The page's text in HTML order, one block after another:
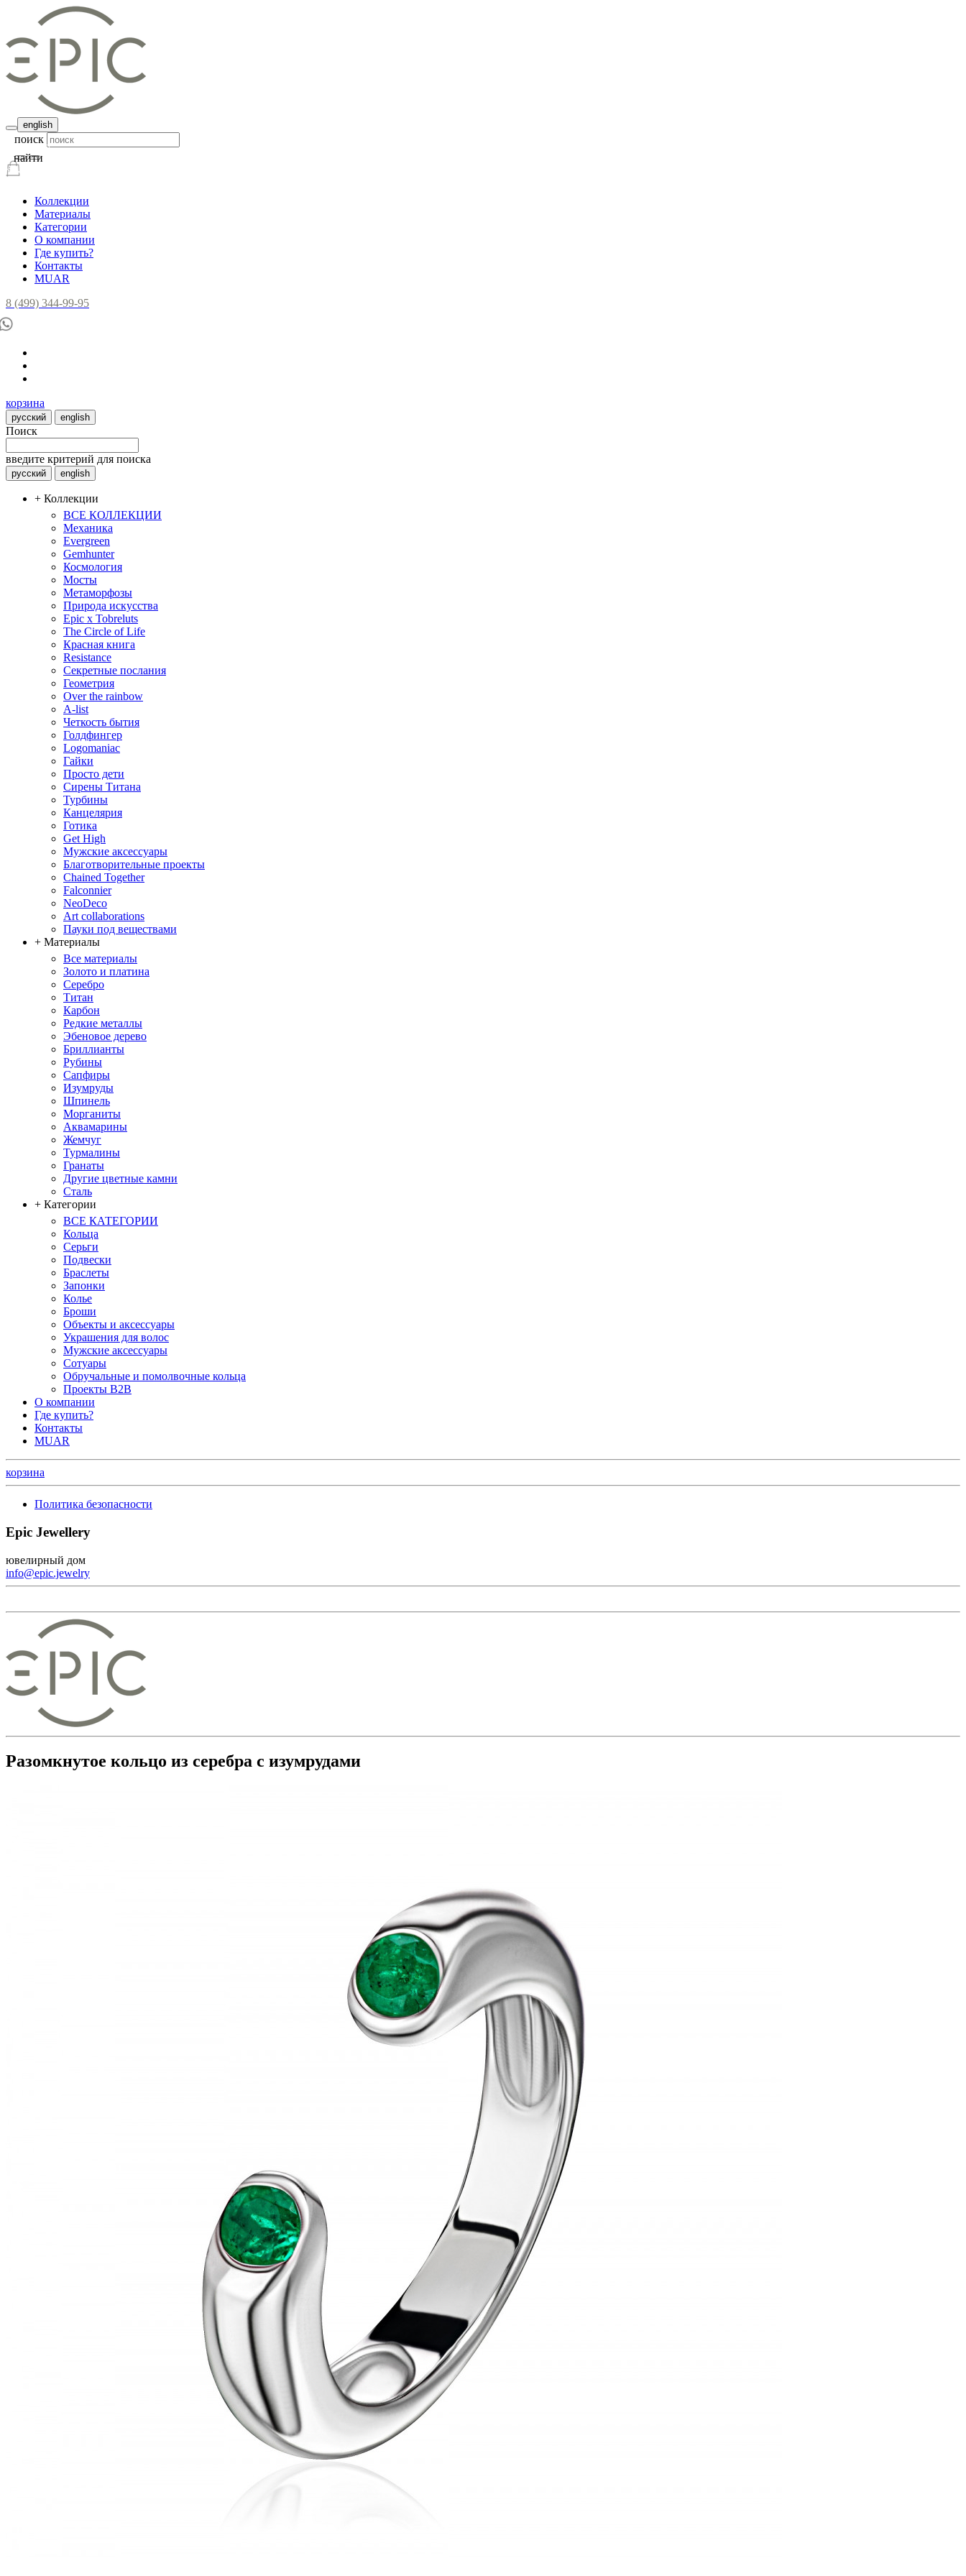
english
поиск
Коллекции
Материалы
Категории
О компании
Где купить?
Контакты
MUAR
8 (499) 344-99-95
корзина
русский english
Поиск
найти
введите критерий для поиска
русский english
+ Коллекции
ВСЕ КОЛЛЕКЦИИ
Механика
Evergreen
Gemhunter
Космология
Мосты
Метаморфозы
Природа искусства
Epic x Tobreluts
The Circle of Life
Красная книга
Resistance
Секретные послания
Геометрия
Over the rainbow
A-list
Четкость бытия
Голдфингер
Logomaniac
Гайки
Просто дети
Сирены Титана
Турбины
Канцелярия
Готика
Get High
Мужские аксессуары
Благотворительные проекты
Chained Together
Falconnier
NeoDeco
Аrt collaborations
Пауки под веществами
+ Материалы
Все материалы
Золото и платина
Серебро
Титан
Карбон
Редкие металлы
Эбеновое дерево
Бриллианты
Рубины
Сапфиры
Изумруды
Шпинель
Морганиты
Аквамарины
Жемчуг
Турмалины
Гранаты
Другие цветные камни
Сталь
+ Категории
ВСЕ КАТЕГОРИИ
Кольца
Серьги
Подвески
Браслеты
Запонки
Колье
Броши
Объекты и аксессуары
Украшения для волос
Мужские аксессуары
Сотуары
Обручальные и помолвочные кольца
Проекты B2B
О компании
Где купить?
Контакты
MUAR
корзина
Политика безопасности
Epic Jewellery
ювелирный дом
info@epic.jewelry
Разомкнутое кольцо из серебра с изумрудами